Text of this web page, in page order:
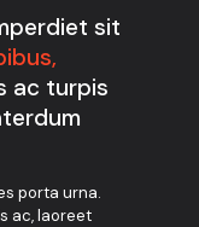
sit
ac turpis
porta urna.
ac, laoreet